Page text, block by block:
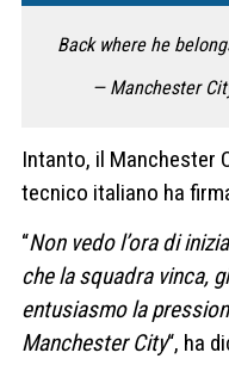
Back where he
— Manchester
Intanto, il Manchester
tecnico italiano ha
“Non vedo l’ora di
che la squadra vinca,
entusiasmo la
Manchester City“, ha